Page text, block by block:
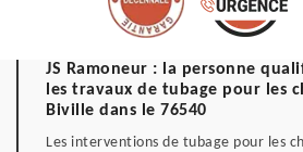
JS Ramoneur : la personne
les travaux de tubage pour les
Biville dans le 76540
Les interventions de tubage pour les